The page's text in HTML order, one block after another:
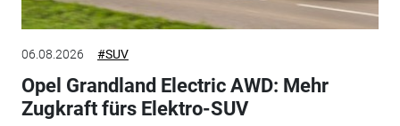
06.08.2026 #SUV
Opel Grandland Electric AWD: Mehr
Zugkraft fürs Elektro-SUV